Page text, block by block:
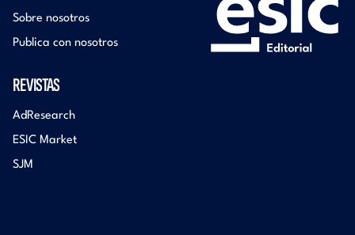
Sobre nosotros
Publica con nosotros
REVISTAS
AdResearch
ESIC Market
SJM